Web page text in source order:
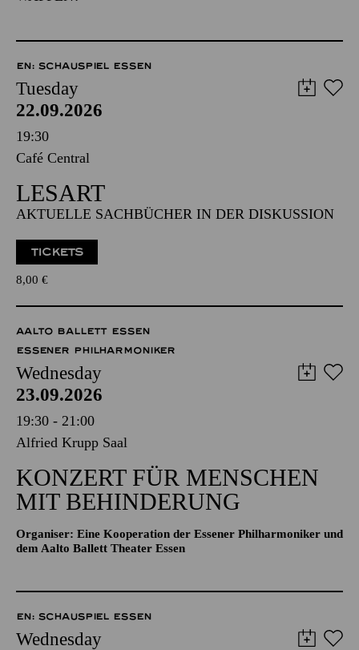
EN: SCHAUSPIEL ESSEN
Tuesday
22.09.2026
19:30
Café Central
LESART
AKTUELLE SACHBÜCHER IN DER DISKUSSION
TICKETS
8,00 €
AALTO BALLETT ESSEN
ESSENER PHILHARMONIKER
Wednesday
23.09.2026
19:30 - 21:00
Alfried Krupp Saal
KONZERT FÜR MENSCHEN
MIT BEHINDERUNG
Organiser: Eine Kooperation der Essener Philharmoniker und
dem Aalto Ballett Theater Essen
EN: SCHAUSPIEL ESSEN
Wednesday